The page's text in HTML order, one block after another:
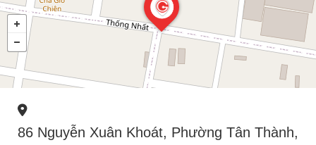
86 Nguyễn Xuân Khoát, Phường Tân Thành,